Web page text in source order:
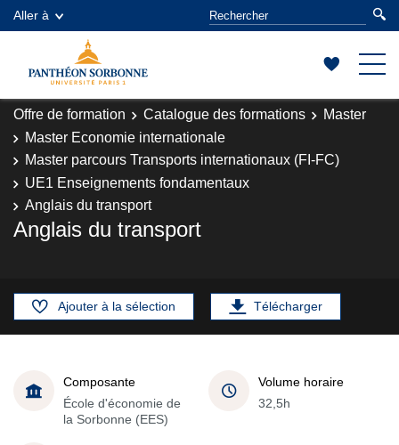
Aller à
Offre de formation Catalogue des formations
Master
Master Economie internationale
Master parcours Transports internationaux (FI-FC)
UE1 Enseignements fondamentaux
Anglais du transport
Anglais du transport
Ajouter à la sélection Télécharger
Composante
École d'économie de
la Sorbonne (EES)
Volume horaire
32,5h